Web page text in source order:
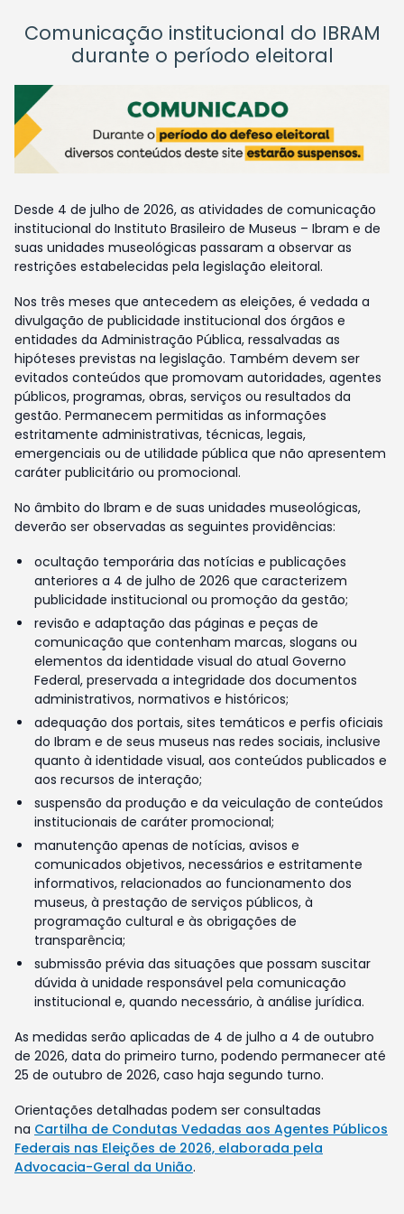
Comunicação institucional do IBRAM
durante o período eleitoral
Desde 4 de julho de 2026, as atividades de comunicação
institucional do Instituto Brasileiro de Museus – Ibram e de
suas unidades museológicas passaram a observar as
restrições estabelecidas pela legislação eleitoral.
Nos três meses que antecedem as eleições, é vedada a
divulgação de publicidade institucional dos órgãos e
entidades da Administração Pública, ressalvadas as
hipóteses previstas na legislação. Também devem ser
evitados conteúdos que promovam autoridades, agentes
públicos, programas, obras, serviços ou resultados da
gestão. Permanecem permitidas as informações
estritamente administrativas, técnicas, legais,
emergenciais ou de utilidade pública que não apresentem
caráter publicitário ou promocional.
No âmbito do Ibram e de suas unidades museológicas,
deverão ser observadas as seguintes providências:
ocultação temporária das notícias e publicações
anteriores a 4 de julho de 2026 que caracterizem
publicidade institucional ou promoção da gestão;
revisão e adaptação das páginas e peças de
comunicação que contenham marcas, slogans ou
elementos da identidade visual do atual Governo
Federal, preservada a integridade dos documentos
administrativos, normativos e históricos;
adequação dos portais, sites temáticos e perfis oficiais
do Ibram e de seus museus nas redes sociais, inclusive
quanto à identidade visual, aos conteúdos publicados e
aos recursos de interação;
suspensão da produção e da veiculação de conteúdos
institucionais de caráter promocional;
manutenção apenas de notícias, avisos e
comunicados objetivos, necessários e estritamente
informativos, relacionados ao funcionamento dos
museus, à prestação de serviços públicos, à
programação cultural e às obrigações de
transparência;
submissão prévia das situações que possam suscitar
dúvida à unidade responsável pela comunicação
institucional e, quando necessário, à análise jurídica.
As medidas serão aplicadas de 4 de julho a 4 de outubro
de 2026, data do primeiro turno, podendo permanecer até
25 de outubro de 2026, caso haja segundo turno.
Orientações detalhadas podem ser consultadas
na Cartilha de Condutas Vedadas aos Agentes Públicos
Federais nas Eleições de 2026, elaborada pela
Advocacia-Geral da União.